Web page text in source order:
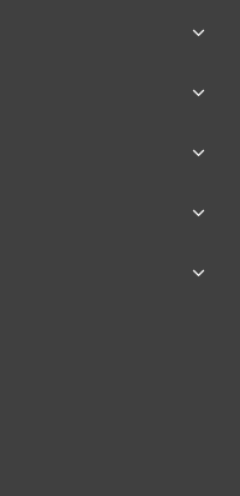
牧空气处理专家